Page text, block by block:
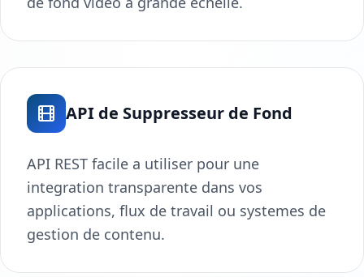
API de Suppresseur de Fond
API REST facile a utiliser pour une
integration transparente dans vos
applications, flux de travail ou systemes de
gestion de contenu.